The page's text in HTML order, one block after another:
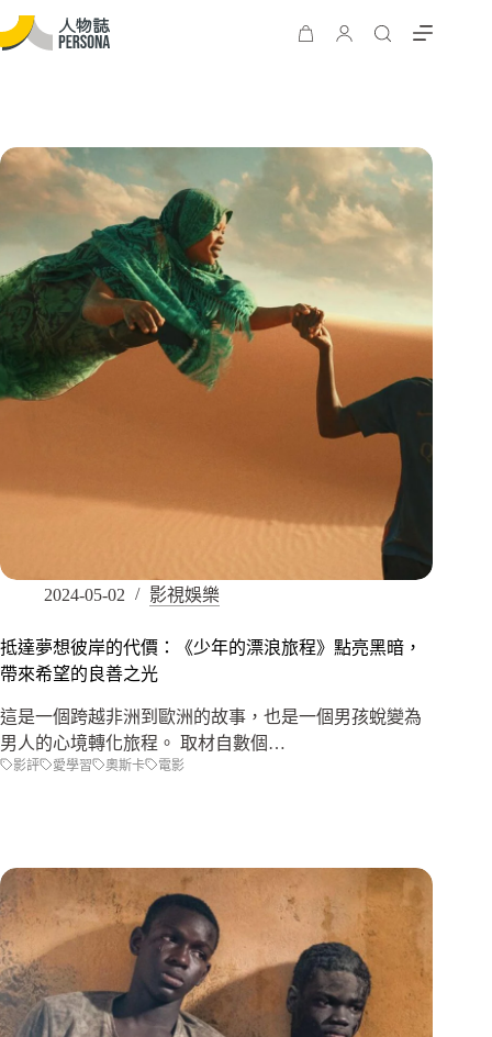
2024-05-02 影視娛樂
抵達夢想彼岸的代價：《少年的漂浪旅程》點亮黑暗，
帶來希望的良善之光
這是一個跨越非洲到歐洲的故事，也是一個男孩蛻變為
男人的心境轉化旅程。 取材自數個…
影評 愛學習 奧斯卡 電影